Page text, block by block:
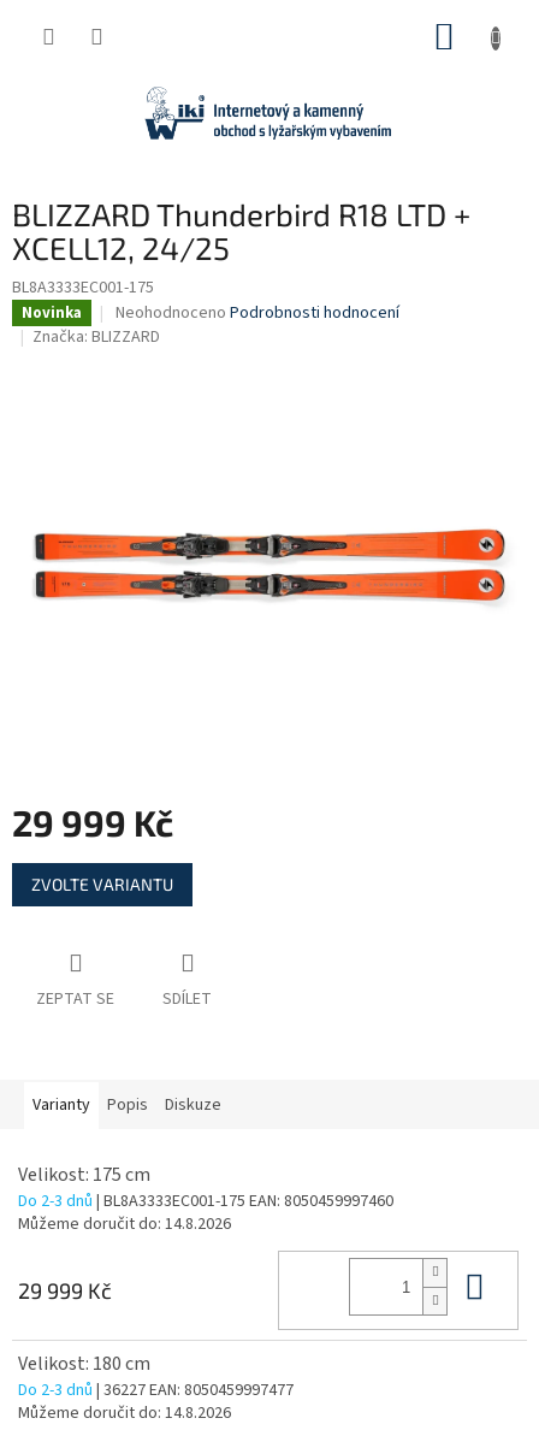
BLIZZARD Thunderbird R18 LTD +
XCELL12, 24/25
BL8A3333EC001-175
Novinka
Průměrné
hodnocení
Neohodnoceno Podrobnosti hodnocení
Značka: BLIZZARD
29 999 Kč
Měrná
cena:
ZVOLTE VARIANTU
ZEPTAT SE SDÍLET
Varianty Popis Diskuze
Velikost: 175 cm
Do 2-3 dnů | BL8A3333EC001-175 EAN: 8050459997460
Můžeme doručit do: 14.8.2026
29 999 Kč
Velikost: 180 cm
Do 2-3 dnů | 36227EAN: 8050459997477
Můžeme doručit do: 14.8.2026